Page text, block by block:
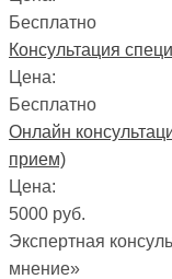
Бесплатно
Консультация
Цена:
Бесплатно
Онлайн
прием)
Цена:
5000 руб.
Экспертная
мнение»